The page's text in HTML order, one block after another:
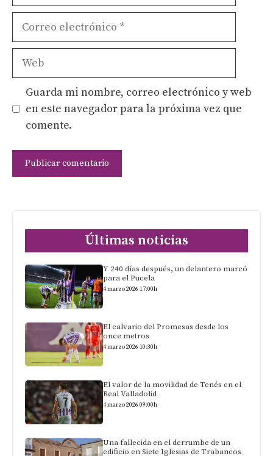
Correo
Web
Guarda mi nombre, correo electrónico y web
en este navegador para la próxima vez que
comente.
Últimas noticias
Y 240 días después, un delantero marcó
para el Pucela
4 marzo 2026 17:00h
El calvario del Promesas desde los
once metros
4 marzo 2026 10:30h
El valor de la movilidad de Tenés en el
Real Valladolid
4 marzo 2026 09:00h
Una fallecida en el derrumbe de un
edificio en Siete Iglesias de Trabancos